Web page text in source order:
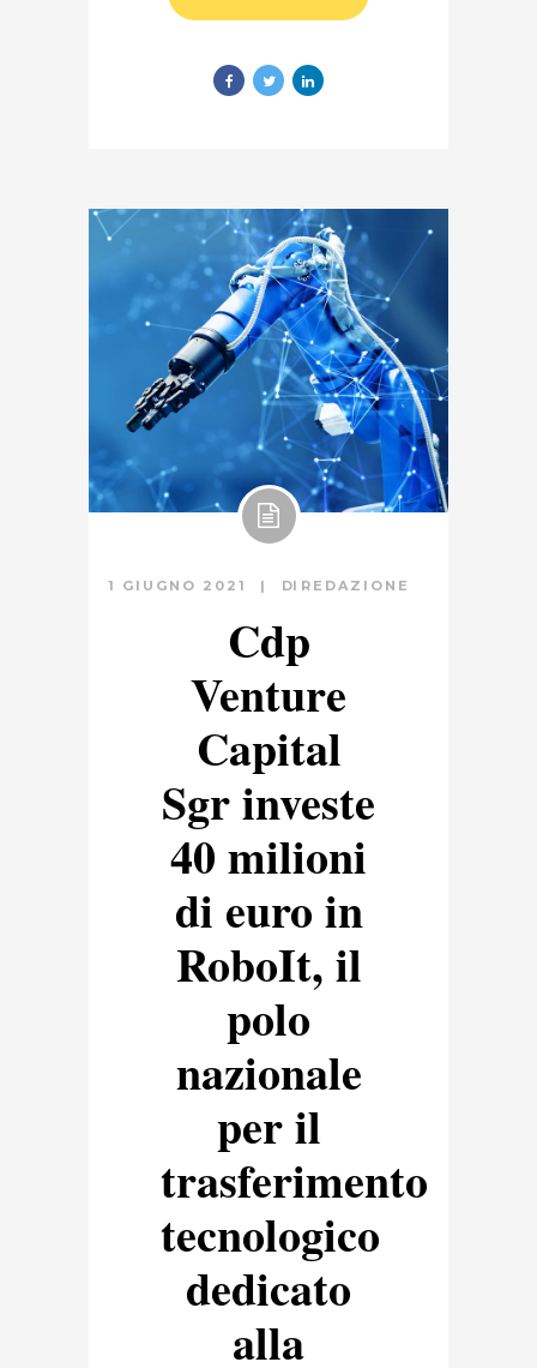
1 GIUGNO 2021 DI REDAZIONE
Cdp
Venture
Capital
Sgr investe
40 milioni
di euro in
RoboIt, il
polo
nazionale
per il
trasferimento
tecnologico
dedicato
alla